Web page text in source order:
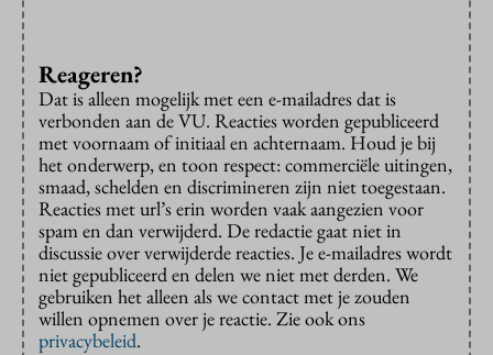
Reageren?
Dat is alleen mogelijk met een e-mailadres dat is
verbonden aan de VU. Reacties worden gepubliceerd
met voornaam of initiaal en achternaam. Houd je bij
het onderwerp, en toon respect: commerciële uitingen,
smaad, schelden en discrimineren zijn niet toegestaan.
Reacties met url’s erin worden vaak aangezien voor
spam en dan verwijderd. De redactie gaat niet in
discussie over verwijderde reacties. Je e-mailadres wordt
niet gepubliceerd en delen we niet met derden. We
gebruiken het alleen als we contact met je zouden
willen opnemen over je reactie. Zie ook ons
privacybeleid.